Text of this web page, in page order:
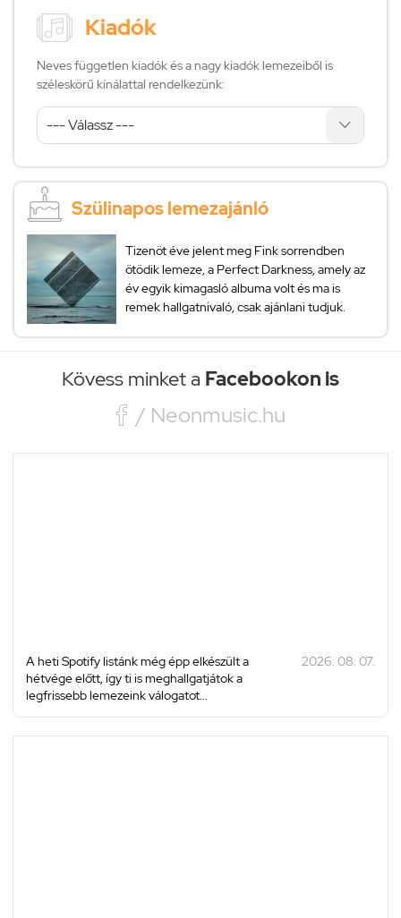
Kiadók
Neves független kiadók és a nagy kiadók lemezeiből is
széleskörű kínálattal rendelkezünk:
Szülinapos lemezajánló
Tizenöt éve jelent meg Fink sorrendben
ötödik lemeze, a Perfect Darkness, amely az
év egyik kimagasló albuma volt és ma is
remek hallgatnivaló, csak ajánlani tudjuk.
Kövess minket a Facebookon is
 / Neonmusic.hu
A heti Spotify listánk még épp elkészült a
hétvége előtt, így ti is meghallgatjátok a
legfrissebb lemezeink válogatot...
2026. 08. 07.